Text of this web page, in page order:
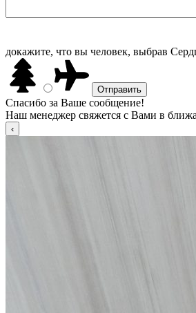
докажите, что вы человек, выбрав
Спасибо за Ваше сообщение!
Наш менеджер свяжется с Вами в